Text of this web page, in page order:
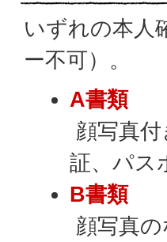
いずれの本人
ー不可）。
A書類
顔写真
証、パス
B書類
顔写真